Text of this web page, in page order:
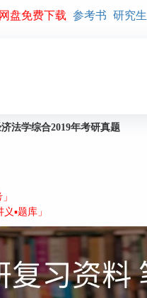
网盘免费下载 参考书 研究
法学综合2019年考研真题
▪题库」